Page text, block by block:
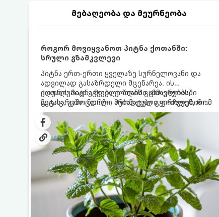
მებაღეობა და მეურნეობა
როგორ მოვიყვანოთ პიტნა ქოთანში:
სრული გზამკვლევი
პიტნა ერთ-ერთი ყველაზე სურნელოვანი და
ადვილად გასაზრდელი მცენარეა. ის
იდეალურად ეგუება ქოთანში ცხოვრებას,
მეტიც, გამოცდილი მებაღეები გვირჩევენ, რომ
პიტნა მხოლოდ ქოთანში მოვიყვანოთ, რადგან
ღია გრუნტში (ბაღში) დარგვისას ის ფესვებით
ძალიან სწრაფად ვრცელდება და სხვა
მცენარეებს ავიწროებს.
ქოთნის პიტნა მთელი წლის განმავლობაში
გაგახარებთ ნორჩი, არომატული ფოთლებით
ჩაის, ლიმონათისა თუ კერძებისთვის.